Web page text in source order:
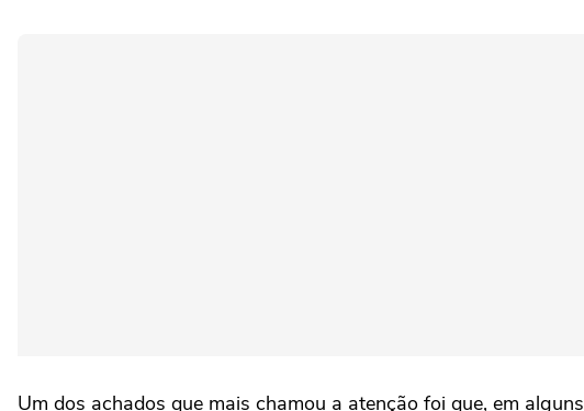
Um dos achados que mais chamou a atenção foi que, em